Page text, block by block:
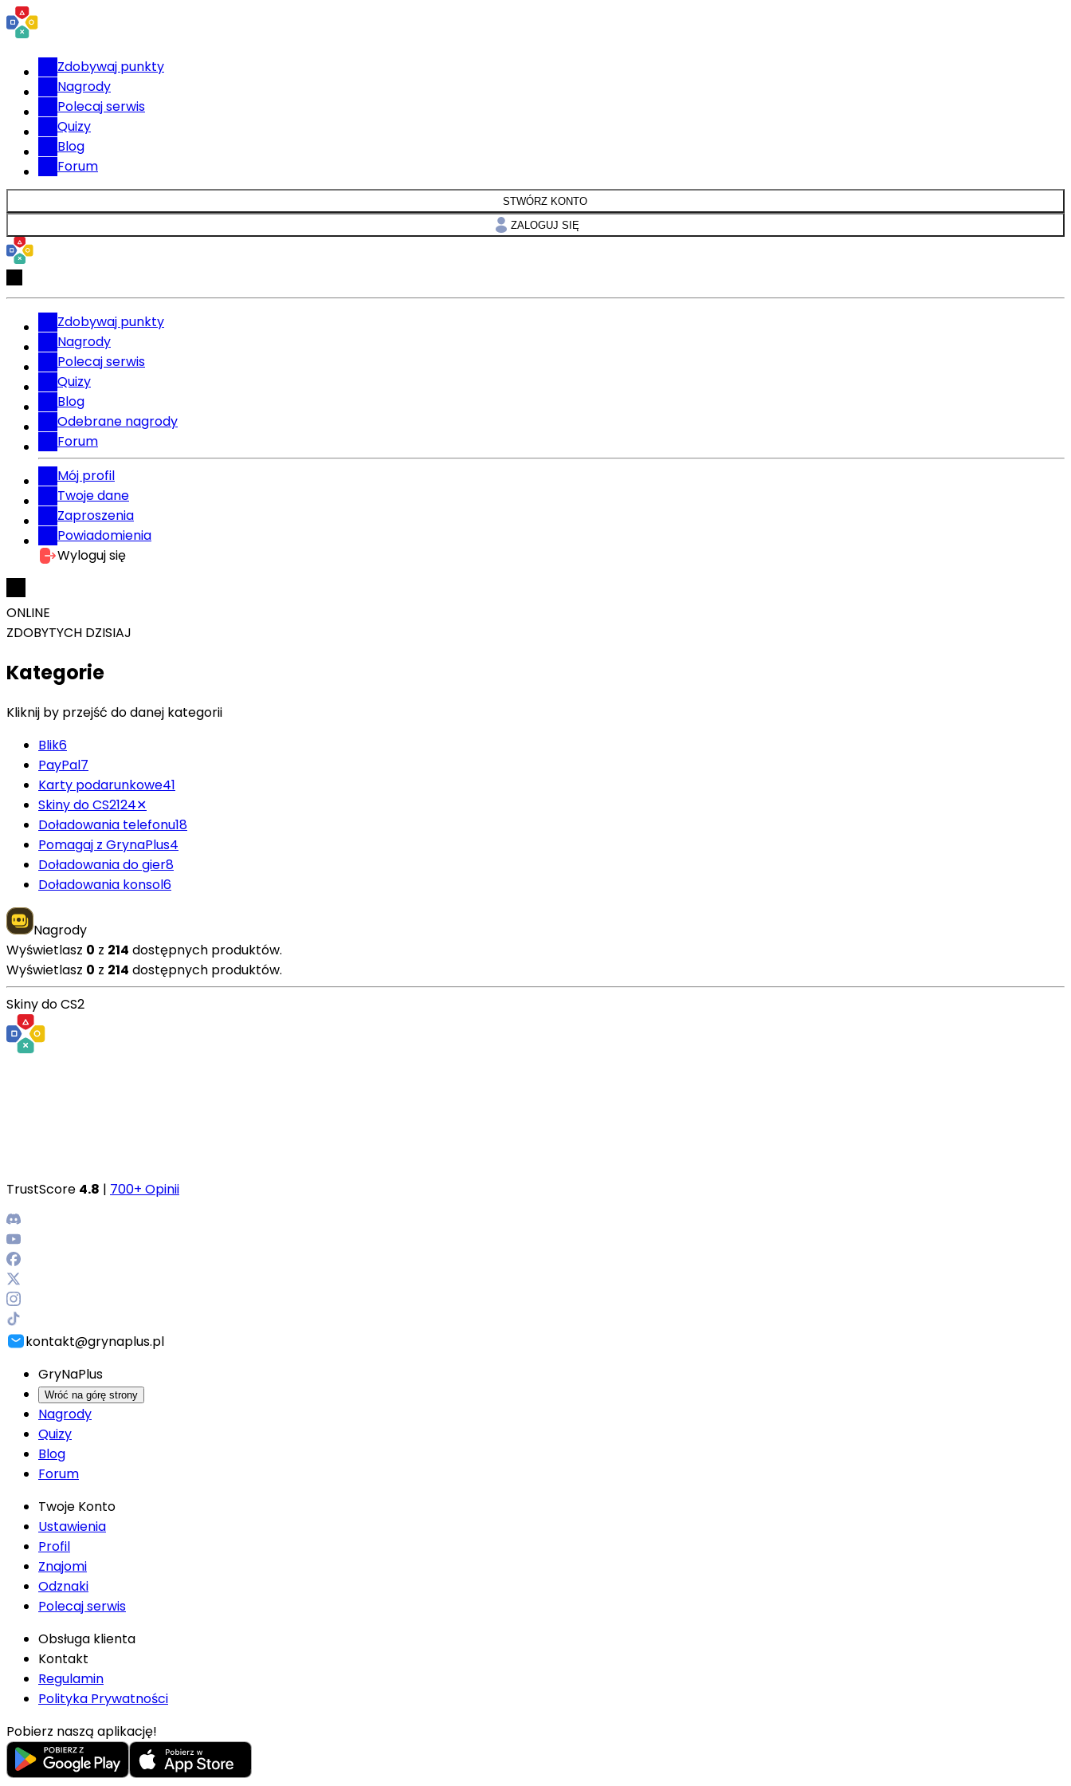
Zdobywaj punkty
Nagrody
Polecaj serwis
Quizy
Blog
Forum
STWÓRZ KONTO
ZALOGUJ SIĘ
Zdobywaj punkty
Nagrody
Polecaj serwis
Quizy
Blog
Odebrane nagrody
Forum
Mój profil
Twoje dane
Zaproszenia
Powiadomienia
Wyloguj się
ONLINE
ZDOBYTYCH DZISIAJ
Kategorie
Kliknij by przejść do danej kategorii
Blik6
PayPal7
Karty podarunkowe41
Skiny do CS2124✕
Doładowania telefonu18
Pomagaj z GrynaPlus4
Doładowania do gier8
Doładowania konsol6
Nagrody
Wyświetlasz 0 z 214 dostępnych produktów.
Wyświetlasz 0 z 214 dostępnych produktów.
Skiny do CS2
TrustScore 4.8 | 700+ Opinii
kontakt@grynaplus.pl
GryNaPlus
Wróć na górę strony
Nagrody
Quizy
Blog
Forum
Twoje Konto
Ustawienia
Profil
Znajomi
Odznaki
Polecaj serwis
Obsługa klienta
Kontakt
Regulamin
Polityka Prywatności
Pobierz naszą aplikację!